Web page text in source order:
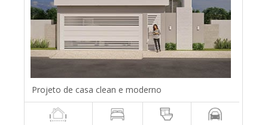
Projeto de casa clean e moderno